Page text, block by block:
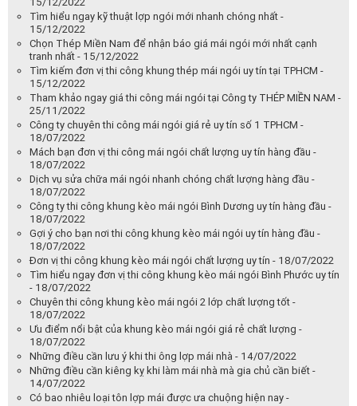
Tìm hiểu ngay kỹ thuật lợp ngói mới nhanh chóng nhất -
15/12/2022
Chọn Thép Miền Nam để nhận báo giá mái ngói mới nhất cạnh
tranh nhất - 15/12/2022
Tìm kiếm đơn vị thi công khung thép mái ngói uy tín tại TPHCM -
15/12/2022
Tham khảo ngay giá thi công mái ngói tại Công ty THÉP MIỀN NAM -
25/11/2022
Công ty chuyên thi công mái ngói giá rẻ uy tín số 1 TPHCM -
18/07/2022
Mách bạn đơn vị thi công mái ngói chất lượng uy tín hàng đầu -
18/07/2022
Dịch vụ sửa chữa mái ngói nhanh chóng chất lượng hàng đầu -
18/07/2022
Công ty thi công khung kèo mái ngói Bình Dương uy tín hàng đầu -
18/07/2022
Gợi ý cho bạn nơi thi công khung kèo mái ngói uy tín hàng đầu -
18/07/2022
Đơn vị thi công khung kèo mái ngói chất lượng uy tín - 18/07/2022
Tìm hiểu ngay đơn vị thi công khung kèo mái ngói Bình Phước uy tín
- 18/07/2022
Chuyên thi công khung kèo mái ngói 2 lớp chất lượng tốt -
18/07/2022
Ưu điểm nổi bật của khung kèo mái ngói giá rẻ chất lượng -
18/07/2022
Những điều cần lưu ý khi thi ông lợp mái nhà - 14/07/2022
Những điều cần kiêng kỵ khi làm mái nhà mà gia chủ cần biết -
14/07/2022
Có bao nhiêu loại tôn lợp mái được ưa chuộng hiện nay -